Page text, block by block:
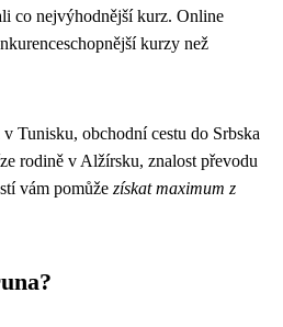
co nejvýhodnější kurz. Online
kurzy než
Tunisku, obchodní cestu do Srbska
rodině v Alžírsku, znalost převodu
vám pomůže získat maximum z